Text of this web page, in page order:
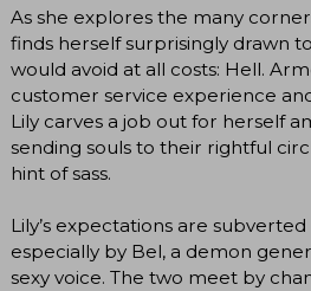
As she explores the many
finds herself surprisingly drawn
would avoid at all costs: Hell.
customer service experience
Lily carves a job out for herself
sending souls to their rightful
hint of sass.
Lily’s expectations are
especially by Bel, a demon
sexy voice. The two meet by